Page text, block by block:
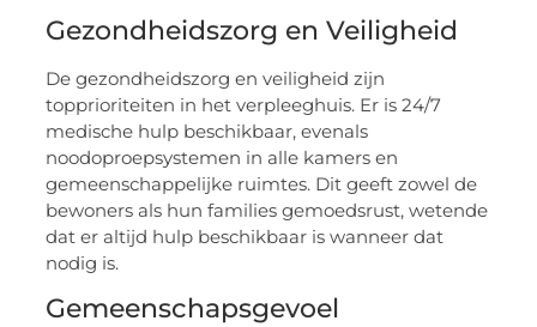
Gezondheidszorg en Veiligheid
De gezondheidszorg en veiligheid zijn
topprioriteiten in het verpleeghuis. Er is 24/7
medische hulp beschikbaar, evenals
noodoproepsystemen in alle kamers en
gemeenschappelijke ruimtes. Dit geeft zowel de
bewoners als hun families gemoedsrust, wetende
dat er altijd hulp beschikbaar is wanneer dat
nodig is.
Gemeenschapsgevoel